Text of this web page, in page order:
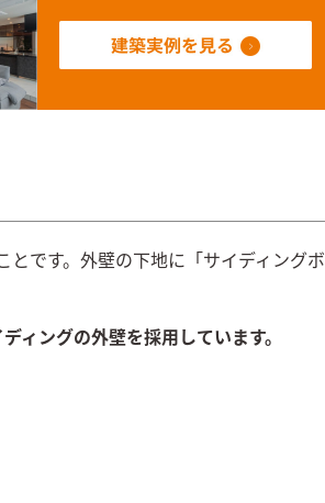
とです。外壁の下地に「サイディングボ
ィングの外壁を採用しています。